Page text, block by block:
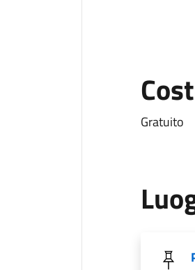
Gratuito